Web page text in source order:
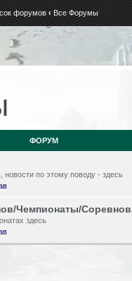
форумов ‹ Все Форумы
ФОРУМ
новости по этому поводу - здесь
Чемпионаты/
здесь